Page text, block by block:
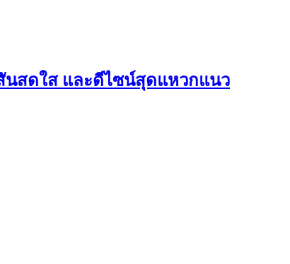
สันสดใส และดีไซน์สุดแหวกแนว